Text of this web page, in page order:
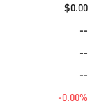
$0.00
--
--
--
-0.00%